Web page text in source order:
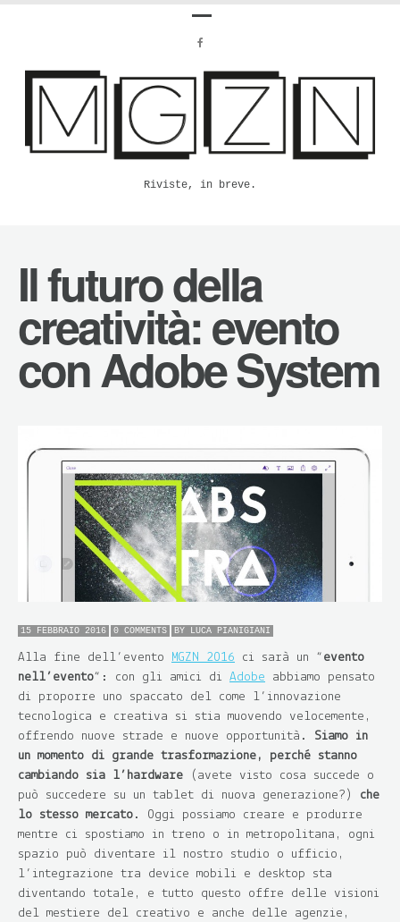
Riviste, in breve.
Il futuro della
creatività: evento
con Adobe System
15 FEBBRAIO 2016 0 COMMENTS BY LUCA PIANIGIANI
Alla fine dell’evento MGZN 2016 ci sarà un “ evento
nell’evento“: con gli amici di Adobe abbiamo pensato
di proporre uno spaccato del come l’innovazione
tecnologica e creativa si stia muovendo velocemente,
offrendo nuove strade e nuove opportunità. Siamo in
un momento di grande trasformazione, perché stanno
cambiando sia l’hardware (avete visto cosa succede o
può succedere su un tablet di nuova generazione?) che
lo stesso mercato . Oggi possiamo creare e produrre
mentre ci spostiamo in treno o in metropolitana, ogni
spazio può diventare il nostro studio o ufficio,
l’integrazione tra device mobili e desktop sta
diventando totale, e tutto questo offre delle visioni
del mestiere del creativo e anche delle agenzie,